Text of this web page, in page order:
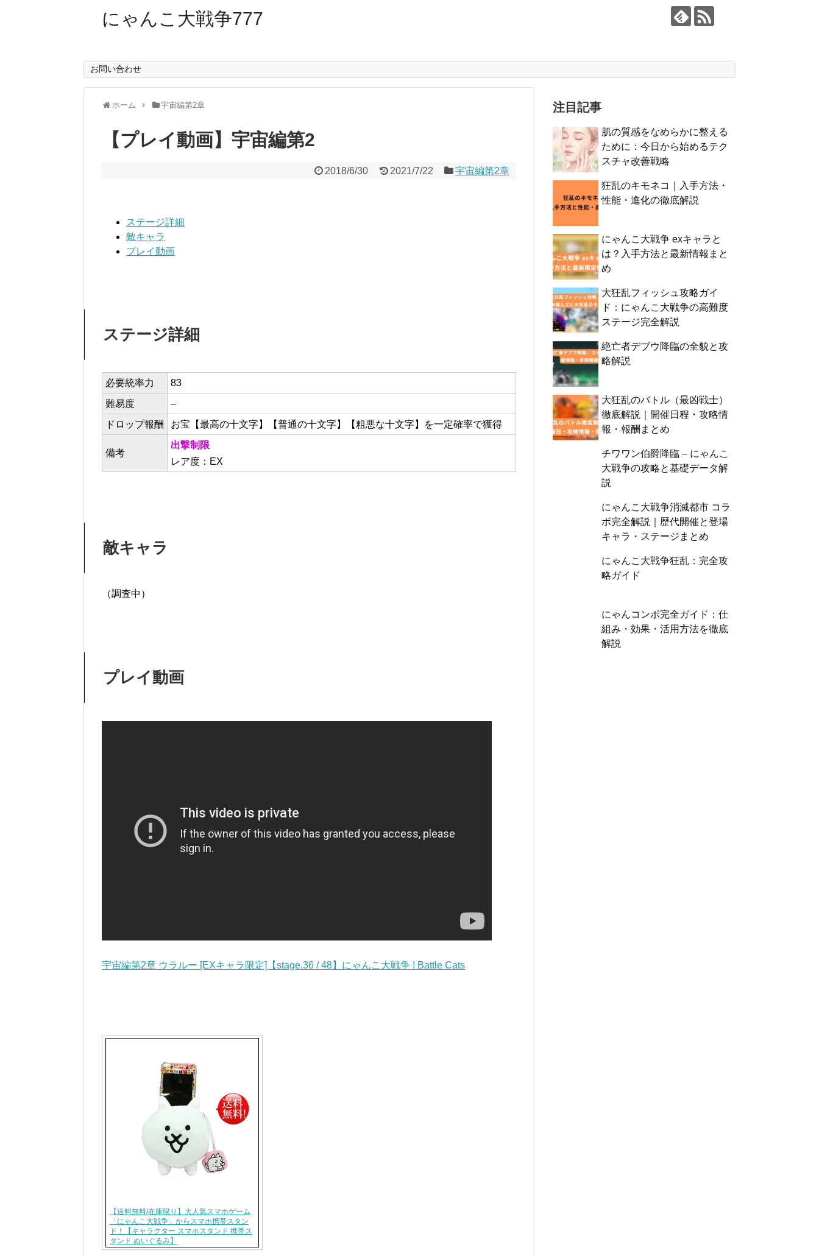
にゃんこ大戦争777
お問い合わせ
ホーム 宇宙編第2章
【プレイ動画】宇宙編第2
2018/6/30 2021/7/22 宇宙編第2章
ステージ詳細
敵キャラ
プレイ動画
ステージ詳細
必要統率力
83
難易度
–
ドロップ報酬
お宝【最高の十文字】【普通の十文字】【粗悪な十文字】を一定確率で獲得
備考
出撃制限
レア度：EX
敵キャラ
（調査中）
プレイ動画
宇宙編第2章 ウラルー [EXキャラ限定]【stage.36 / 48】にゃんこ大戦争 ! Battle Cats
【送料無料/在庫限り】大人気スマホゲーム
「にゃんこ大戦争」からスマホ携帯スタン
ド！【キャラクター スマホスタンド 携帯ス
タンド ぬいぐるみ】
注目記事
肌の質感をなめらかに整える
ために：今日から始めるテク
スチャ改善戦略
狂乱のキモネコ｜入手方法・
性能・進化の徹底解説
にゃんこ大戦争 exキャラと
は？入手方法と最新情報まと
め
大狂乱フィッシュ攻略ガイ
ド：にゃんこ大戦争の高難度
ステージ完全解説
絶亡者デブウ降臨の全貌と攻
略解説
大狂乱のバトル（最凶戦士）
徹底解説｜開催日程・攻略情
報・報酬まとめ
チワワン伯爵降臨 – にゃんこ
大戦争の攻略と基礎データ解
説
にゃんこ大戦争消滅都市 コラ
ボ完全解説｜歴代開催と登場
キャラ・ステージまとめ
にゃんこ大戦争狂乱：完全攻
略ガイド
にゃんコンボ完全ガイド：仕
組み・効果・活用方法を徹底
解説